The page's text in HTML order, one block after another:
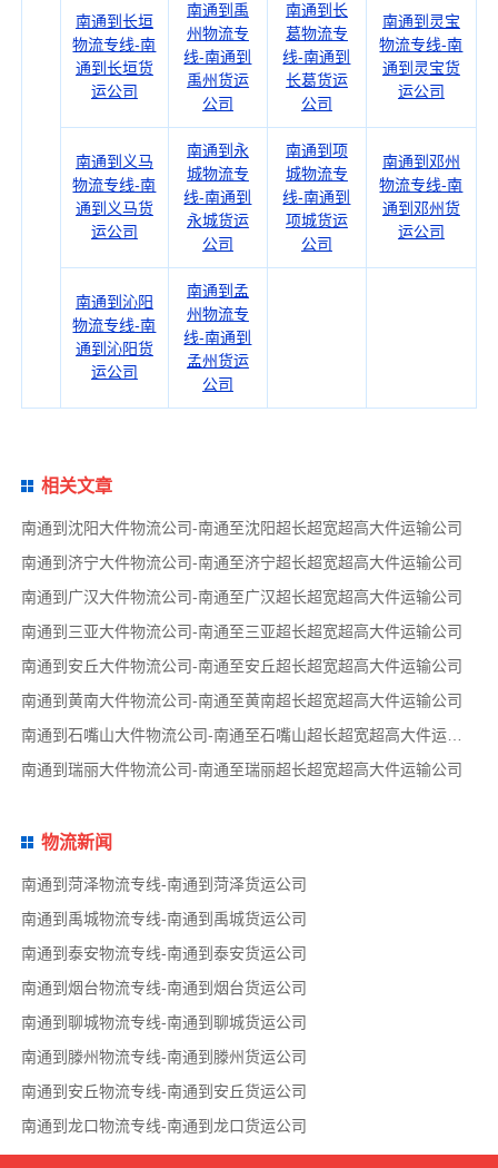
南通到长垣
物流专线-南
通到长垣货
运公司
南通到禹
州物流专
线-南通到
禹州货运
公司
南通到长
葛物流专
线-南通到
长葛货运
公司
南通到灵宝
物流专线-南
通到灵宝货
运公司
南通到义马
物流专线-南
通到义马货
运公司
南通到永
城物流专
线-南通到
永城货运
公司
南通到项
城物流专
线-南通到
项城货运
公司
南通到邓州
物流专线-南
通到邓州货
运公司
南通到沁阳
物流专线-南
通到沁阳货
运公司
南通到孟
州物流专
线-南通到
孟州货运
公司
相关文章
南通到沈阳大件物流公司-南通至沈阳超长超宽超高大件运输公司
南通到济宁大件物流公司-南通至济宁超长超宽超高大件运输公司
南通到广汉大件物流公司-南通至广汉超长超宽超高大件运输公司
南通到三亚大件物流公司-南通至三亚超长超宽超高大件运输公司
南通到安丘大件物流公司-南通至安丘超长超宽超高大件运输公司
南通到黄南大件物流公司-南通至黄南超长超宽超高大件运输公司
南通到石嘴山大件物流公司-南通至石嘴山超长超宽超高大件运输公司
南通到瑞丽大件物流公司-南通至瑞丽超长超宽超高大件运输公司
物流新闻
南通到菏泽物流专线-南通到菏泽货运公司
南通到禹城物流专线-南通到禹城货运公司
南通到泰安物流专线-南通到泰安货运公司
南通到烟台物流专线-南通到烟台货运公司
南通到聊城物流专线-南通到聊城货运公司
南通到滕州物流专线-南通到滕州货运公司
南通到安丘物流专线-南通到安丘货运公司
南通到龙口物流专线-南通到龙口货运公司